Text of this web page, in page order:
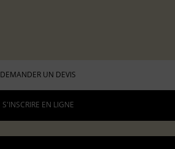
DEMANDER UN DEVIS
S'INSCRIRE EN LIGNE